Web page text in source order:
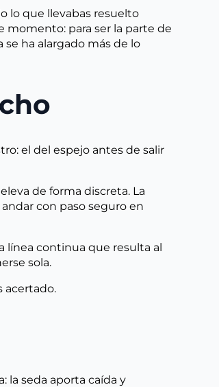
lo que llevabas resuelto
momento: para ser la parte de
ha alargado más de lo
el del espejo antes de salir
de forma discreta. La
con paso seguro en
línea continua que resulta al
sola.
acertado.
la seda aporta caída y